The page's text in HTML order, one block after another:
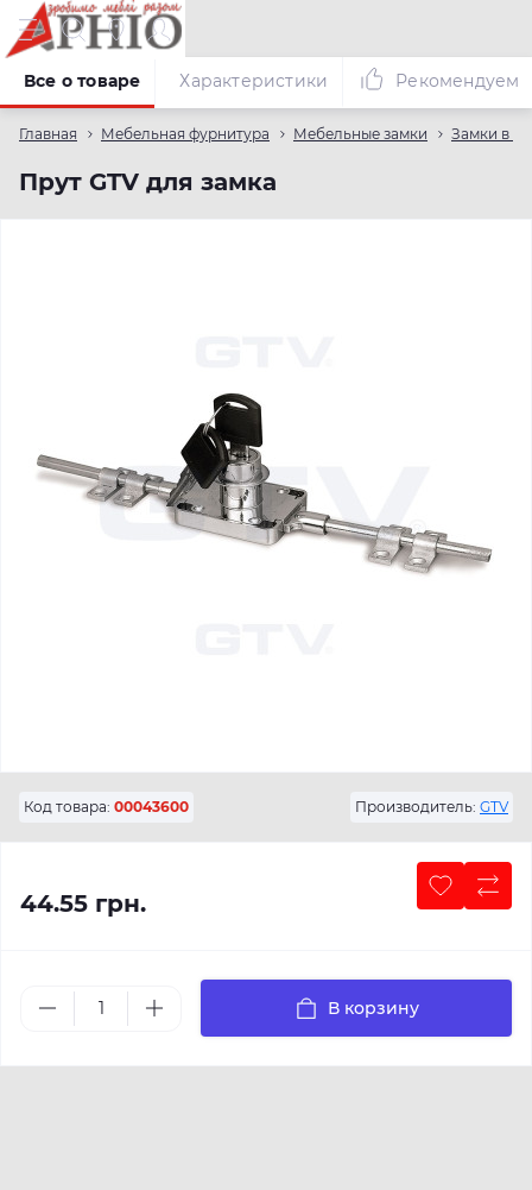
Главная Мебельная фурнитура Мебельные замки Замки в
Прут GTV для замка
Все о товаре Характеристики Рекомендуем
Код товара: 00043600 Производитель: GTV
44.55 грн.
В корзину